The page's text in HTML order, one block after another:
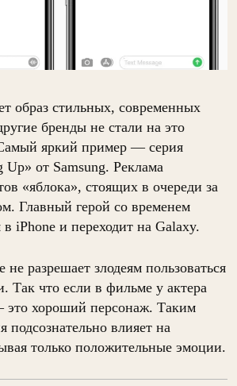
образ стильных, современных
бренды не стали на это
Самый яркий пример — серия
от Samsung. Реклама
«яблока», стоящих в очереди за
Главный герой со временем
в iPhone и переходит на Galaxy.
разрешает злодеям пользоваться
Так что если в фильме у актера
это хороший персонаж. Таким
подсознательно влияет на
только положительные эмоции.